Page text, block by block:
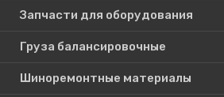
Запчасти для оборудования
Груза балансировочные
Шиноремонтные материалы
Шиномонтажное